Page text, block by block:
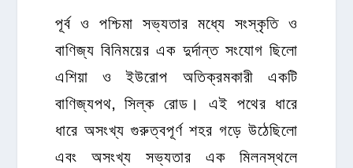
পূর্ব ও পশ্চিমা সভ্যতার মধ্যে সংস্কৃতি ও
বাণিজ্য বিনিময়ের এক দুর্দান্ত সংযোগ ছিলো
এশিয়া ও ইউরোপ অতিক্রমকারী একটি
বাণিজ্যপথ, সিল্ক রোড। এই পথের ধারে
ধারে অসংখ্য গুরুত্বপূর্ণ শহর গড়ে উঠেছিলো
এবং অসংখ্য সভ্যতার এক মিলনস্থলে